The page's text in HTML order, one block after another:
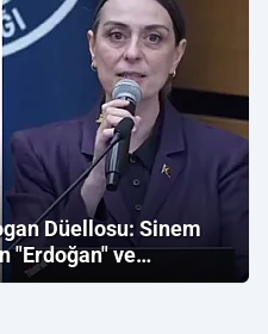
Düellosu: Sinem
"Erdoğan" ve